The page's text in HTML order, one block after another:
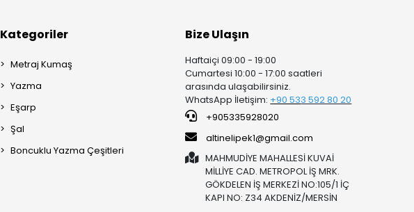
Kategoriler
Metraj Kumaş
Yazma
Eşarp
Şal
Boncuklu Yazma Çeşitleri
Bize Ulaşın
Haftaiçi 09:00 - 19:00
Cumartesi 10:00 - 17:00 saatleri
arasında ulaşabilirsiniz.
WhatsApp İletişim: +90 533 592 80 20
+905335928020
altinelipek1@gmail.com
MAHMUDİYE MAHALLESİ KUVAİ
MİLLİYE CAD. METROPOL İŞ MRK.
GÖKDELEN İŞ MERKEZİ NO:105/1 İÇ
KAPI NO: Z34 AKDENİZ/MERSİN